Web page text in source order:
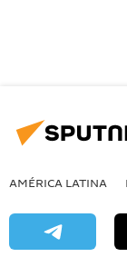
AMÉRICA LATINA